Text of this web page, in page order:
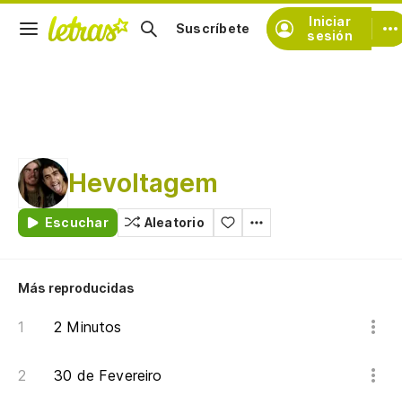
Iniciar
sesión
Suscríbete
Hevoltagem
Escuchar Aleatorio
Más reproducidas
2 Minutos
30 de Fevereiro